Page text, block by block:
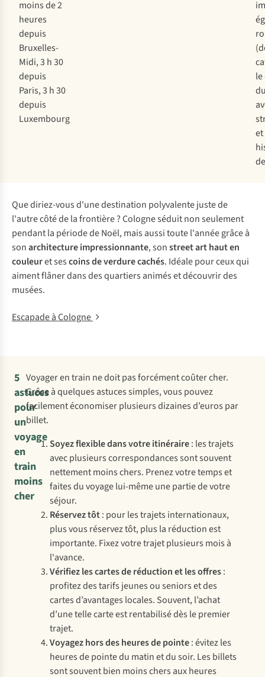
moins de 2
heures
depuis
Bruxelles-
Midi, 3 h 30
depuis
Paris, 3 h 30
depuis
Luxembourg
Que diriez-vous d'une destination polyvalente juste de
l'autre côté de la frontière ? Cologne séduit non seulement
pendant la période de Noël, mais aussi toute l'année grâce à
sonarchitecture impressionnante, sonstreet art haut en
couleuret sescoins de verdure cachés. Idéale pour ceux qui
aiment flâner dans des quartiers animés et découvrir des
musées.
Escapade à Cologne
5
astuces
pour
un
voyage
en
train
moins
cher
Voyager en train ne doit pas forcément coûter cher.
Grâce à quelques astuces simples, vous pouvez
facilement économiser plusieurs dizaines d’euros par
billet.
Soyez flexible dans votre itinéraire: les trajets
avec plusieurs correspondances sont souvent
nettement moins chers. Prenez votre temps et
faites du voyage lui-même une partie de votre
séjour.
Réservez tôt: pour les trajets internationaux,
plus vous réservez tôt, plus la réduction est
importante. Fixez votre trajet plusieurs mois à
l'avance.
Vérifiez les cartes de réduction et les offres:
profitez des tarifs jeunes ou seniors et des
cartes d’avantages locales. Souvent, l’achat
d’une telle carte est rentabilisé dès le premier
trajet.
Voyagez hors des heures de pointe: évitez les
heures de pointe du matin et du soir. Les billets
sont souvent bien moins chers aux heures